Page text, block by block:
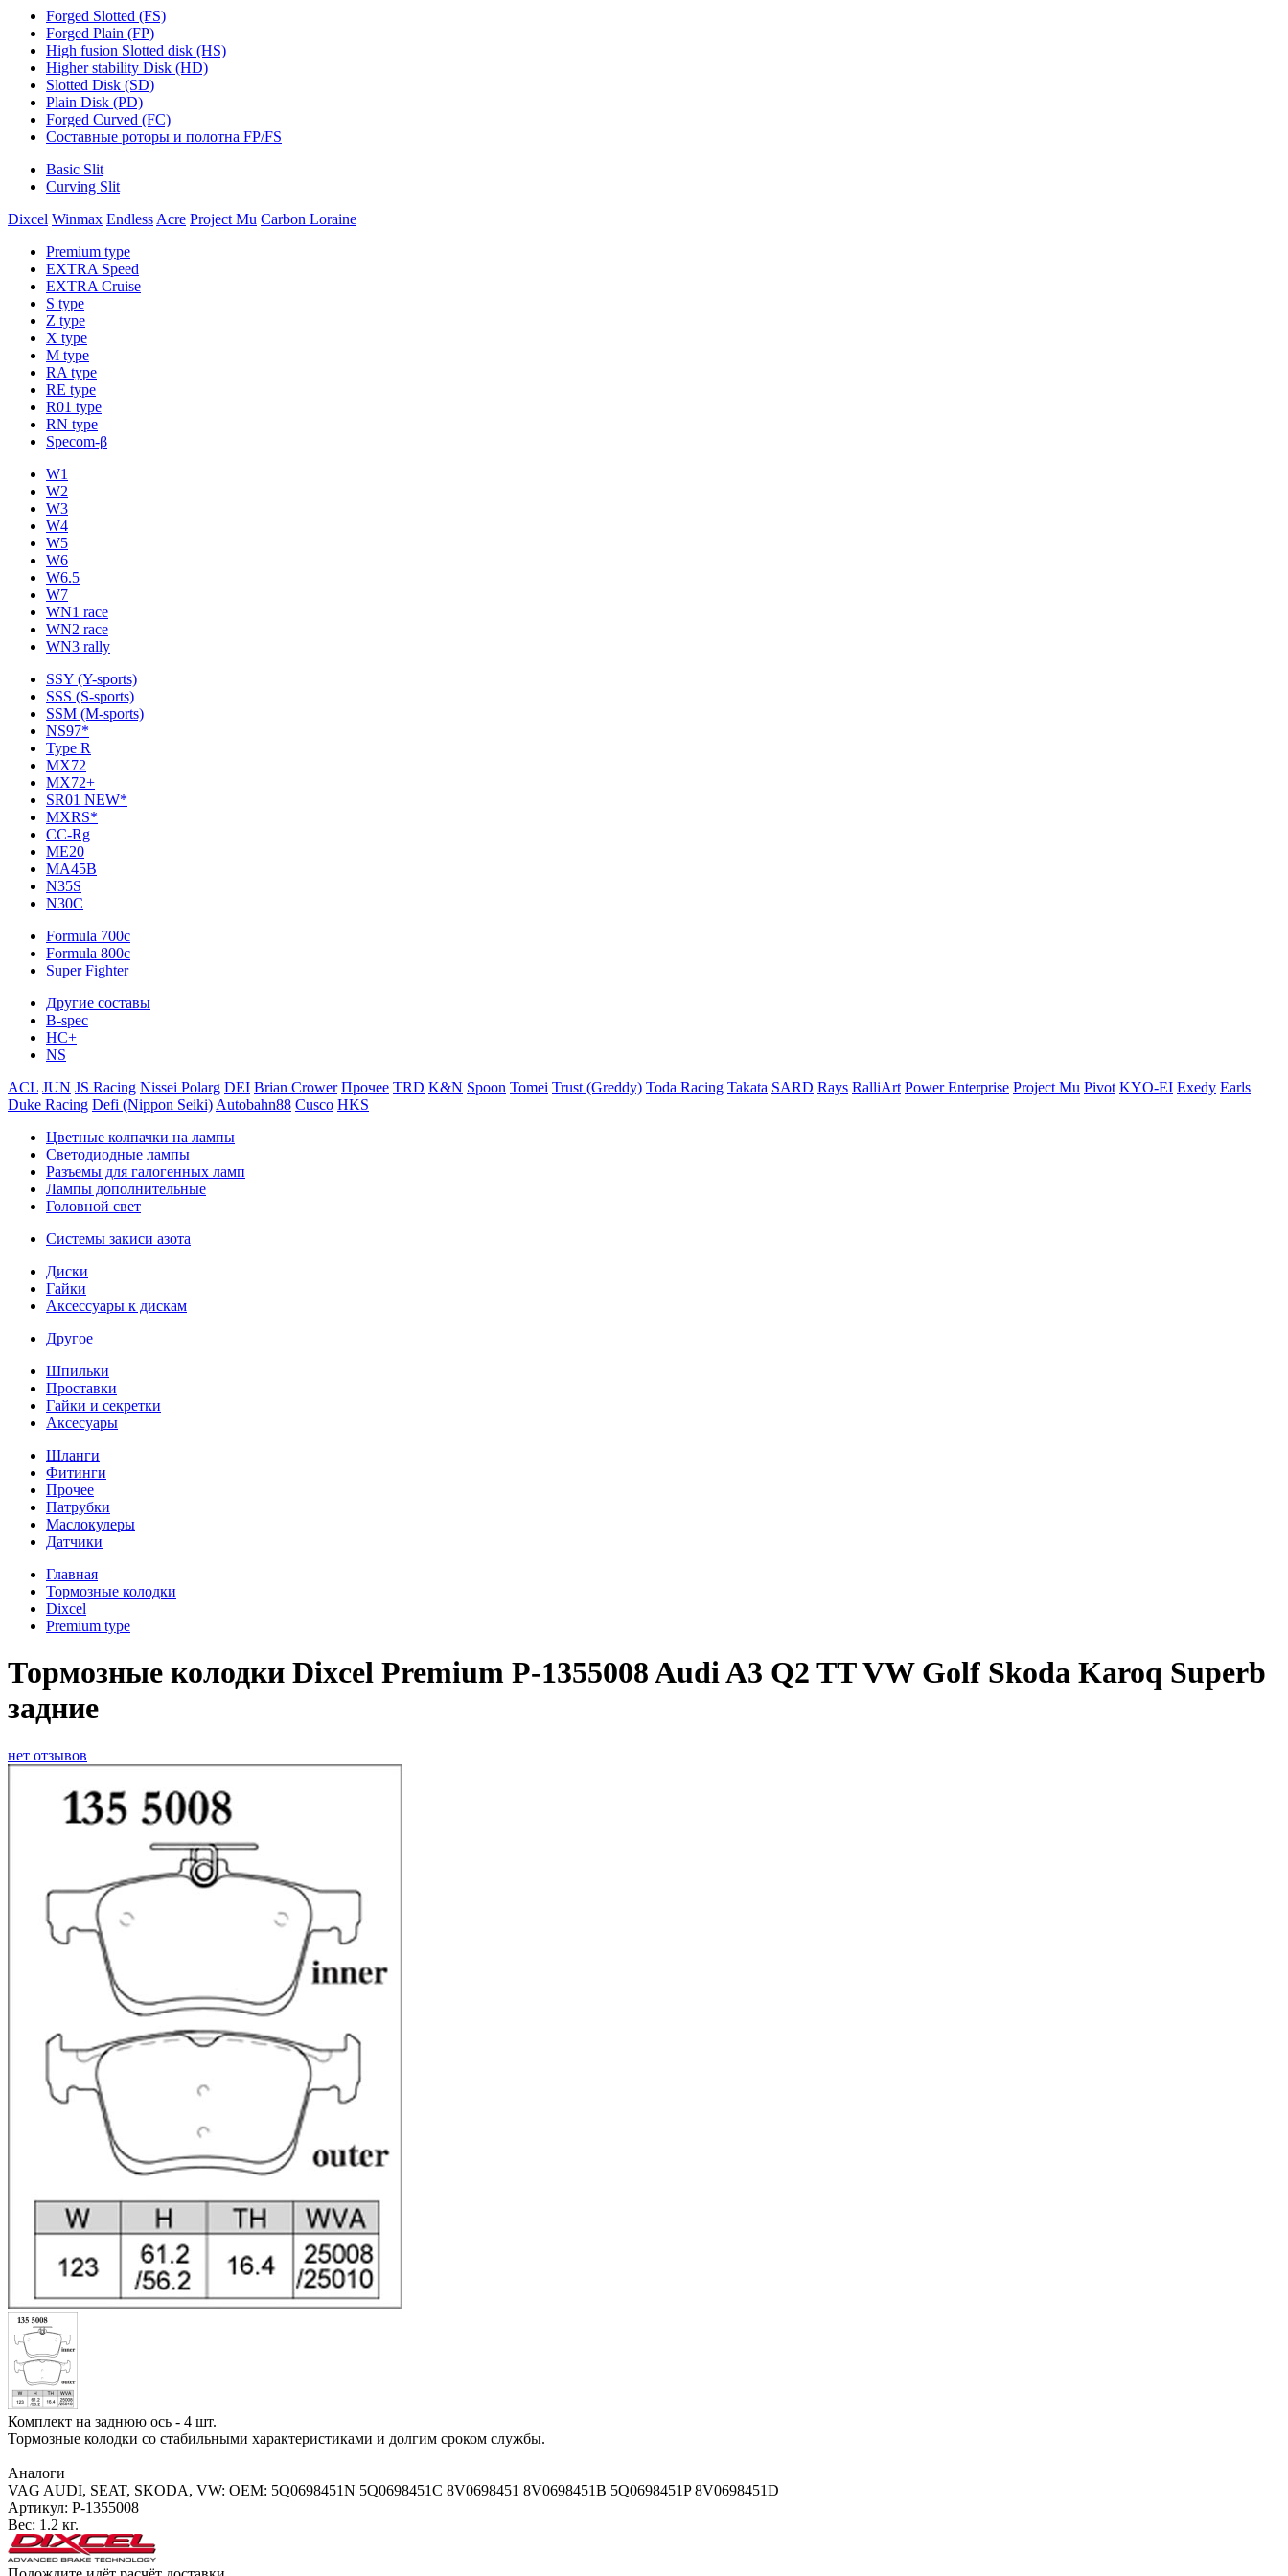
Forged Slotted (FS)
Forged Plain (FP)
High fusion Slotted disk (HS)
Higher stability Disk (HD)
Slotted Disk (SD)
Plain Disk (PD)
Forged Curved (FC)
Составные роторы и полотна FP/FS
Basic Slit
Curving Slit
Dixcel Winmax Endless Acre Project Mu Carbon Loraine
Premium type
EXTRA Speed
EXTRA Cruise
S type
Z type
X type
M type
RA type
RE type
R01 type
RN type
Specom-β
W1
W2
W3
W4
W5
W6
W6.5
W7
WN1 race
WN2 race
WN3 rally
SSY (Y-sports)
SSS (S-sports)
SSM (M-sports)
NS97*
Type R
MX72
MX72+
SR01 NEW*
MXRS*
CC-Rg
ME20
MA45B
N35S
N30C
Formula 700c
Formula 800c
Super Fighter
Другие составы
B-spec
HC+
NS
ACL JUN JS Racing Nissei Polarg DEI Brian Crower Прочее TRD K&N Spoon Tomei Trust (Greddy) Toda Racing Takata SARD Rays RalliArt Power Enterprise Project Mu Pivot KYO-EI Exedy Earls
Duke Racing Defi (Nippon Seiki) Autobahn88 Cusco HKS
Цветные колпачки на лампы
Светодиодные лампы
Разъемы для галогенных ламп
Лампы дополнительные
Головной свет
Системы закиси азота
Диски
Гайки
Аксессуары к дискам
Другое
Шпильки
Проставки
Гайки и секретки
Аксесуары
Шланги
Фитинги
Прочее
Патрубки
Маслокулеры
Датчики
Главная
Тормозные колодки
Dixcel
Premium type
Тормозные колодки Dixcel Premium P-1355008 Audi A3 Q2 TT VW Golf Skoda Karoq Superb
задние
нет отзывов
Комплект на заднюю ось - 4 шт.
Тормозные колодки со стабильными характеристиками и долгим сроком службы.
Аналоги
VAG AUDI, SEAT, SKODA, VW: OEM: 5Q0698451N 5Q0698451C 8V0698451 8V0698451B 5Q0698451P 8V0698451D
Артикул: P-1355008
Вес: 1.2 кг.